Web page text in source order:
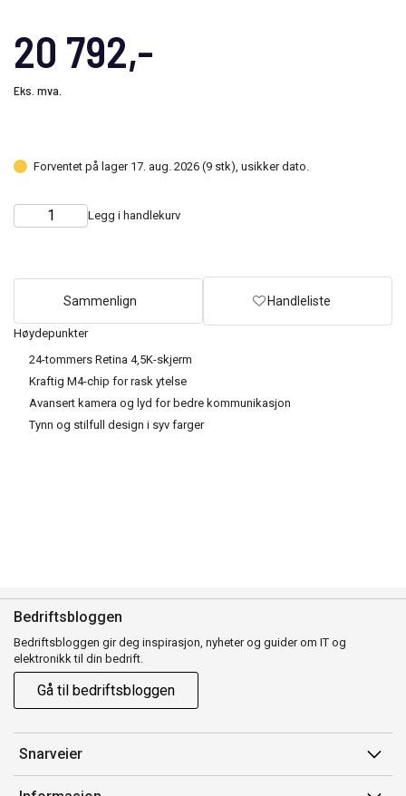
Høydepunkter
24-tommers Retina 4,5K-skjerm
Kraftig M4-chip for rask ytelse
Avansert kamera og lyd for bedre kommunikasjon
Tynn og stilfull design i syv farger
20 792,-
Eks. mva.
Forventet på lager 17. aug. 2026 (9 stk), usikker dato.
Choose
Quantity Legg i handlekurv
Sammenlign Handleliste
Bedriftsbloggen
Bedriftsbloggen gir deg inspirasjon, nyheter og guider om IT og
elektronikk til din bedrift.
Gå til bedriftsbloggen
Snarveier
Min side